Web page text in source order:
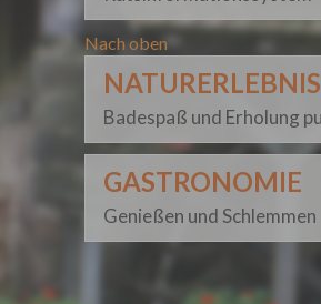
Nach oben
Badespaß und Erholung
GASTRONOMIE
Genießen und Schlemmen